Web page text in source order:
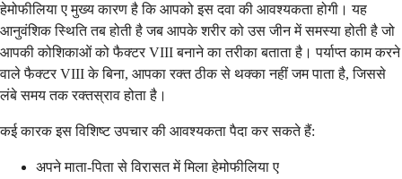
हेमोफीलिया ए मुख्य कारण है कि आपको इस दवा की आवश्यकता होगी। यह
आनुवंशिक स्थिति तब होती है जब आपके शरीर को उस जीन में समस्या होती है जो
आपकी कोशिकाओं को फैक्टर VIII बनाने का तरीका बताता है। पर्याप्त काम करने
वाले फैक्टर VIII के बिना, आपका रक्त ठीक से थक्का नहीं जम पाता है, जिससे
लंबे समय तक रक्तस्राव होता है।
कई कारक इस विशिष्ट उपचार की आवश्यकता पैदा कर सकते हैं:
अपने माता-पिता से विरासत में मिला हेमोफीलिया ए